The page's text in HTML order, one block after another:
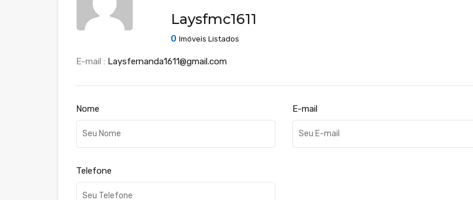
Laysfmc1611
0 Imóveis Listados
E-mail : Laysfernanda1611@gmail.com
Nome E-mail
Telefone